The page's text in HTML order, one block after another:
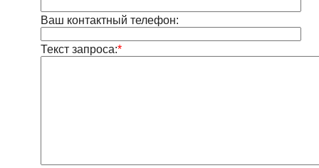
Ваш контактный телефон:
Текст запроса:*